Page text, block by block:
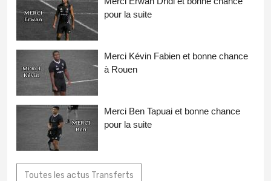
pour la suite
Merci Kévin Fabien et bonne chance
à Rouen
Merci Ben Tapuai et bonne chance
pour la suite
Toutes les actus Transferts